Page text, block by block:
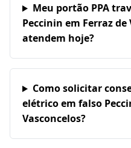
Meu portão PPA
Peccinin em Ferraz de
atendem hoje?
Como solicitar
elétrico em falso
Vasconcelos?